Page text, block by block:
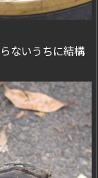
ないうちに結構